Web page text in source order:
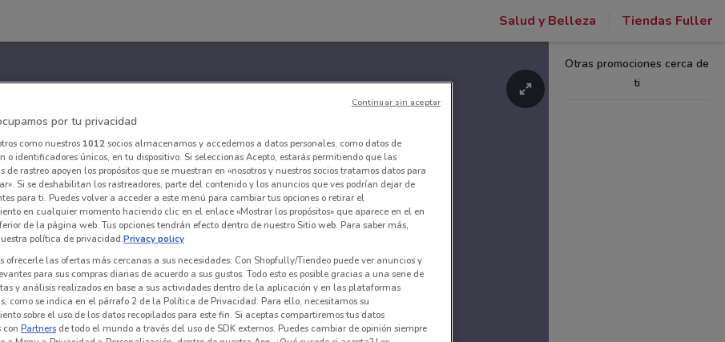
Salud y Belleza Tiendas Fuller
Otras promociones cerca de
ti
por tu privacidad
como nuestros 1012socios almacenamos y accedemos a datos personales, como datos de
o identificadores únicos, en tu dispositivo. Si seleccionas Acepto, estarás permitiendo que las
de rastreo apoyen los propósitos que se muestran en «nosotros y nuestros socios tratamos datos para
Si se deshabilitan los rastreadores, parte del contenido y los anuncios que ves podrían dejar de
para ti. Puedes volver a acceder a este menú para cambiar tus opciones o retirar el
en cualquier momento haciendo clic en el enlace «Mostrar los propósitos» que aparece en el en
de la página web. Tus opciones tendrán efecto dentro de nuestro Sitio web. Para saber más,
política de privacidad.Privacy policy
ofrecerle las ofertas más cercanas a sus necesidades: Con Shopfully/Tiendeo puede ver anuncios y
para sus compras diarias de acuerdo a sus gustos. Todo esto es posible gracias a una serie de
y análisis realizados en base a sus actividades dentro de la aplicación y en las plataformas
como se indica en el párrafo 2 de la Política de Privacidad. Para ello, necesitamos su
sobre el uso de los datos recopilados para este fin. Si aceptas compartiremos tus datos
con Partners de todo el mundo a través del uso de SDK externos. Puedes cambiar de opinión siempre
Continuar sin aceptar